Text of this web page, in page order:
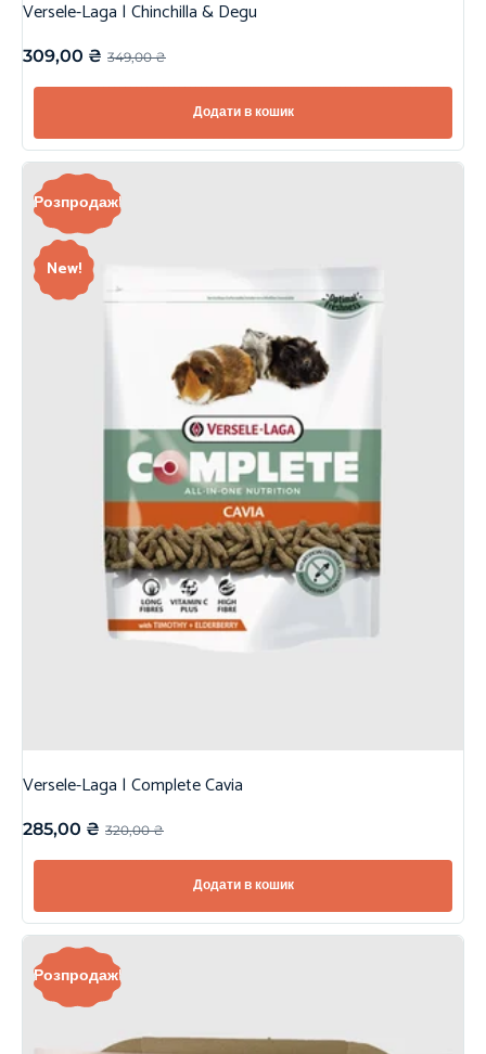
Versele-Laga | Chinchilla & Degu
349,00₴
309,00 ₴
Додати в кошик
New!
Розпродаж!
Versele-Laga | Complete Cavia
320,00₴
285,00 ₴
Додати в кошик
Розпродаж!